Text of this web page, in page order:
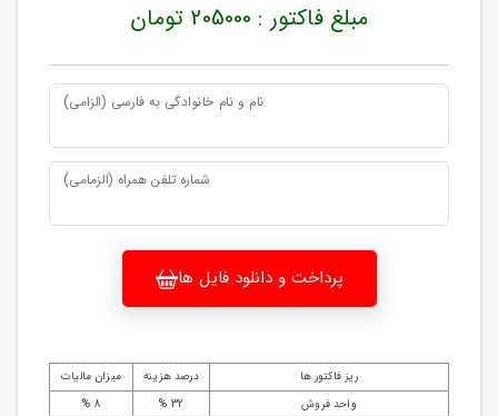
مبلغ فاکتور : 205000 تومان
نام و نام خانوادگی به فارسی (الزامی)
شماره تلفن همراه (الزمامی)
پرداخت و دانلود فایل ها
ریز فاکتور ها درصد هزینه
میزان مالیات
واحد فروش
32 %
8 %